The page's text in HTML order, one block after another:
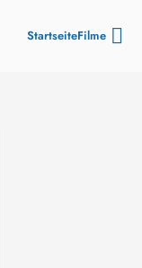
StartseiteFilme